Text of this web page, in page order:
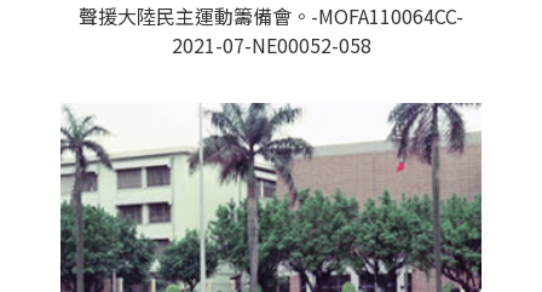
聲援大陸民主運動籌備會。-MOFA110064CC-
2021-07-NE00052-058